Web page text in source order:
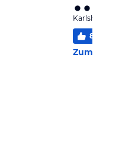
Karlshagen,
88
Zum Hotel